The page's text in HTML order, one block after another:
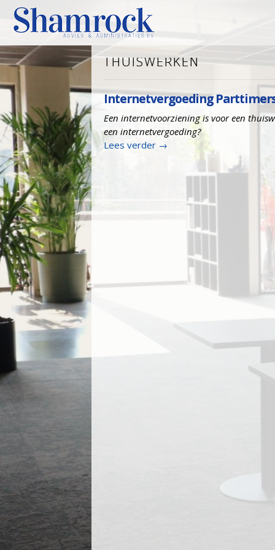
THUISWERKEN
Internetvergoeding
Een internetvoorziening is voor een
een internetvergoeding?
Lees verder →